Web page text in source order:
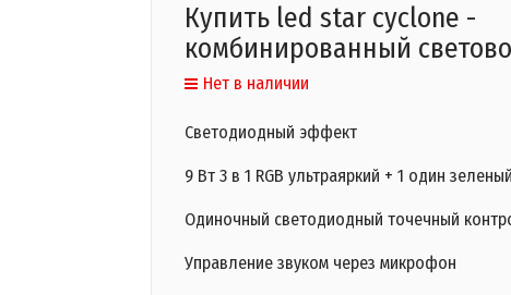
Купить led star cyclone -
комбинированный
Нет в наличии
Светодиодный эффект
9 Вт 3 в 1 RGB ультраяркий + 1 один
Одиночный светодиодный точечный
Управление звуком через микрофон